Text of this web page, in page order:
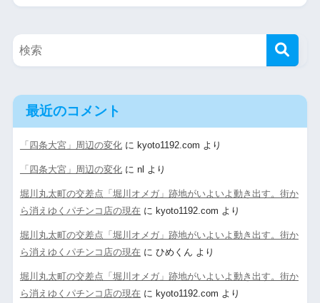
最近のコメント
「四条大宮」周辺の変化に kyoto1192.com より
「四条大宮」周辺の変化に nl より
堀川丸太町の交差点「堀川オメガ」跡地がいよいよ動き出す。街か
ら消えゆくパチンコ店の現在 に kyoto1192.com より
堀川丸太町の交差点「堀川オメガ」跡地がいよいよ動き出す。街か
ら消えゆくパチンコ店の現在 に ひめくん より
堀川丸太町の交差点「堀川オメガ」跡地がいよいよ動き出す。街か
ら消えゆくパチンコ店の現在 に kyoto1192.com より